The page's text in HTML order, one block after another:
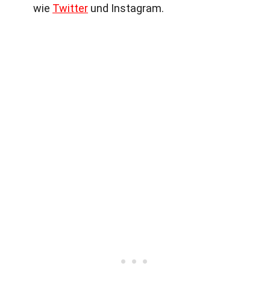
wie Twitter und Instagram.